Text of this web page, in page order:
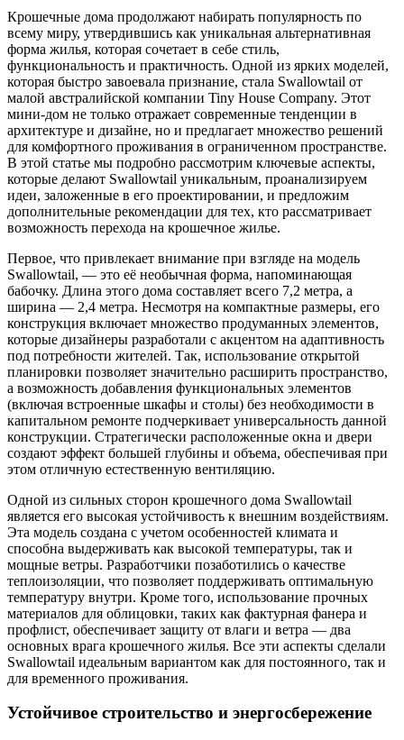
Крошечные дома продолжают набирать популярность по
всему миру, утвердившись как уникальная альтернативная
форма жилья, которая сочетает в себе стиль,
функциональность и практичность. Одной из ярких моделей,
которая быстро завоевала признание, стала Swallowtail от
малой австралийской компании Tiny House Company. Этот
мини-дом не только отражает современные тенденции в
архитектуре и дизайне, но и предлагает множество решений
для комфортного проживания в ограниченном пространстве.
В этой статье мы подробно рассмотрим ключевые аспекты,
которые делают Swallowtail уникальным, проанализируем
идеи, заложенные в его проектировании, и предложим
дополнительные рекомендации для тех, кто рассматривает
возможность перехода на крошечное жилье.
Первое, что привлекает внимание при взгляде на модель
Swallowtail, — это её необычная форма, напоминающая
бабочку. Длина этого дома составляет всего 7,2 метра, а
ширина — 2,4 метра. Несмотря на компактные размеры, его
конструкция включает множество продуманных элементов,
которые дизайнеры разработали с акцентом на адаптивность
под потребности жителей. Так, использование открытой
планировки позволяет значительно расширить пространство,
а возможность добавления функциональных элементов
(включая встроенные шкафы и столы) без необходимости в
капитальном ремонте подчеркивает универсальность данной
конструкции. Стратегически расположенные окна и двери
создают эффект большей глубины и объема, обеспечивая при
этом отличную естественную вентиляцию.
Одной из сильных сторон крошечного дома Swallowtail
является его высокая устойчивость к внешним воздействиям.
Эта модель создана с учетом особенностей климата и
способна выдерживать как высокой температуры, так и
мощные ветры. Разработчики позаботились о качестве
теплоизоляции, что позволяет поддерживать оптимальную
температуру внутри. Кроме того, использование прочных
материалов для облицовки, таких как фактурная фанера и
профлист, обеспечивает защиту от влаги и ветра — два
основных врага крошечного жилья. Все эти аспекты сделали
Swallowtail идеальным вариантом как для постоянного, так и
для временного проживания.
Устойчивое строительство и энергосбережение